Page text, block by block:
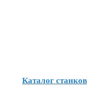
Каталог